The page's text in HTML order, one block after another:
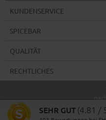
KUNDENSERVICE
SPICEBAR
QUALITÄT
RECHTLICHES
© 2026
SEHR GUT(4.81 /